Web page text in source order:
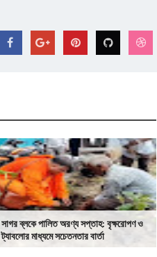
সাগর ব্লকে পালিত অরণ্য সপ্তাহ: বৃক্ষরোপণ ও
ট্যাবলোর মাধ্যমে সচেতনতার বার্তা